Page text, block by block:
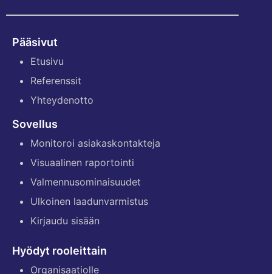
Pääsivut
Etusivu
Referenssit
Yhteydenotto
Sovellus
Monitoroi asiakaskontakteja
Visuaalinen raportointi
Valmennusominaisuudet
Ulkoinen laadunvarmistus
Kirjaudu sisään
Hyödyt rooleittain
Organisaatiolle